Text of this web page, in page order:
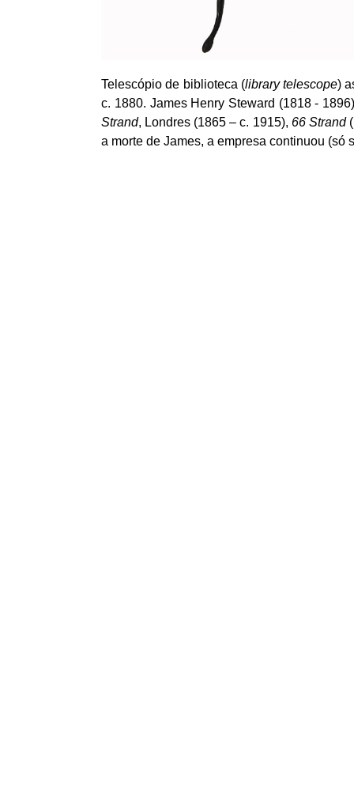
Telescópio de biblioteca (library telescope)
c. 1880. James Henry Steward (1818 -
Strand, Londres (1865 – c. 1915), 66 Strand
a morte de James, a empresa continuou